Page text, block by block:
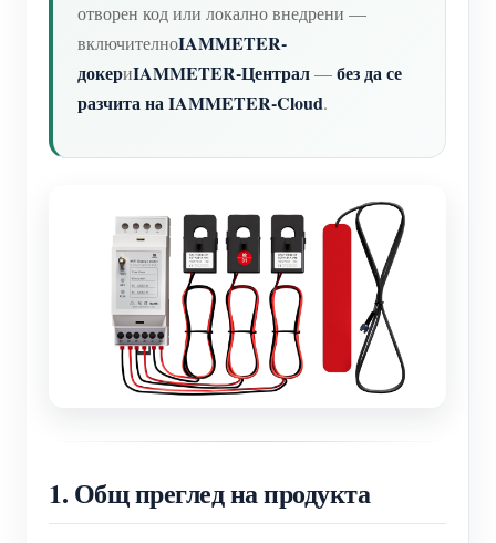
отворен код или локално внедрени —
включителноIAMMETER-
докериIAMMETER-Централ—без да се
разчита на IAMMETER-Cloud.
1. Общ преглед на продукта